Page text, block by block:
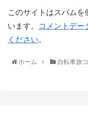
このサイトはスパムを
います。
コメントデー
ください。
ホーム 自転車旅